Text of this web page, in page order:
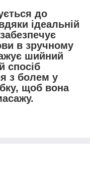
до
ідеальній
в зручному
шийний
спосіб
з болем у
щоб вона